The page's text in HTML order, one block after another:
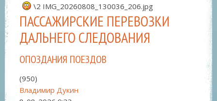
\2 IMG_20260808_130036_206.jpg
ПАССАЖИРСКИЕ ПЕРЕВОЗКИ
ДАЛЬНЕГО СЛЕДОВАНИЯ
ОПОЗДАНИЯ ПОЕЗДОВ
(950)
Владимир Дукин